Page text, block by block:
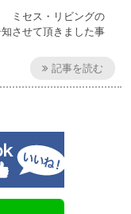
ミセス・リビングの
させて頂きました事
記事を読む